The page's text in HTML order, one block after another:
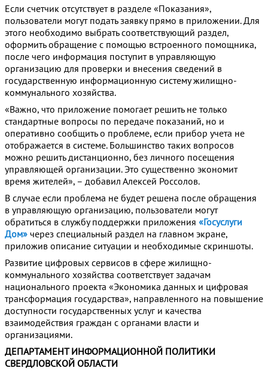
Если счетчик отсутствует в разделе «Показания»,
пользователи могут подать заявку прямо в приложении. Для
этого необходимо выбрать соответствующий раздел,
оформить обращение с помощью встроенного помощника,
после чего информация поступит в управляющую
организацию для проверки и внесения сведений в
государственную информационную систему жилищно-
коммунального хозяйства.
«Важно, что приложение помогает решить не только
стандартные вопросы по передаче показаний, но и
оперативно сообщить о проблеме, если прибор учета не
отображается в системе. Большинство таких вопросов
можно решить дистанционно, без личного посещения
управляющей организации. Это существенно экономит
время жителей», – добавил Алексей Россолов.
В случае если проблема не будет решена после обращения
в управляющую организацию, пользователи могут
обратиться в службу поддержки приложения «Госуслуги
Дом» через специальный раздел на главном экране,
приложив описание ситуации и необходимые скриншоты.
Развитие цифровых сервисов в сфере жилищно-
коммунального хозяйства соответствует задачам
национального проекта «Экономика данных и цифровая
трансформация государства», направленного на повышение
доступности государственных услуг и качества
взаимодействия граждан с органами власти и
организациями.
ДЕПАРТАМЕНТ ИНФОРМАЦИОННОЙ ПОЛИТИКИ
СВЕРДЛОВСКОЙ ОБЛАСТИ